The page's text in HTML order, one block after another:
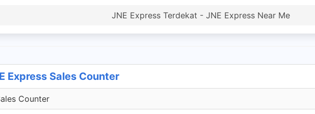
JNE Express Terdekat - JNE Express Near Me
Express Sales Counter
Counter